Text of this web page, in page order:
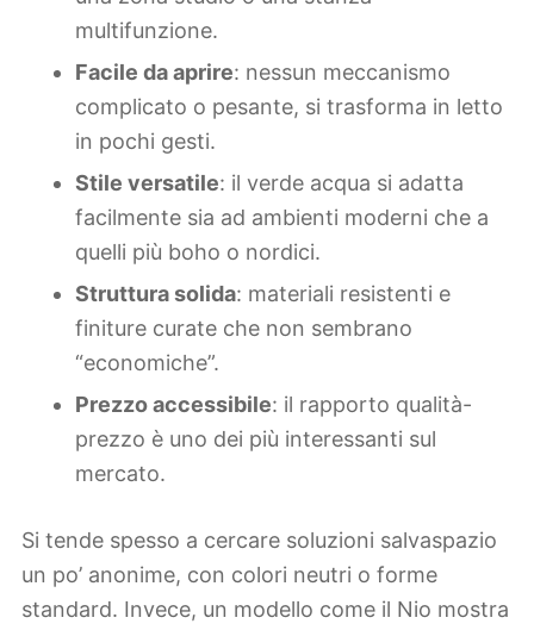
multifunzione.
Facile da aprire: nessun meccanismo
complicato o pesante, si trasforma in letto
in pochi gesti.
Stile versatile: il verde acqua si adatta
facilmente sia ad ambienti moderni che a
quelli più boho o nordici.
Struttura solida: materiali resistenti e
finiture curate che non sembrano
“economiche”.
Prezzo accessibile: il rapporto qualità-
prezzo è uno dei più interessanti sul
mercato.
Si tende spesso a cercare soluzioni salvaspazio
un po’ anonime, con colori neutri o forme
standard. Invece, un modello come il Nio mostra